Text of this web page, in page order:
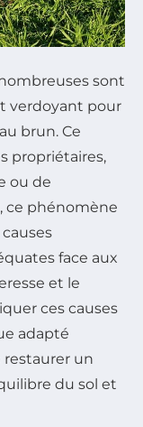
sont
verdoyant pour
brun. Ce
propriétaires,
ou de
ce phénomène
face aux
et le
ces causes
adapté
un
du sol et